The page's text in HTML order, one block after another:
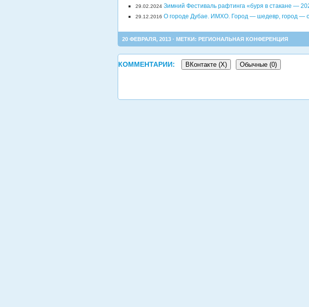
29.02.2024 Зимний Фестиваль рафтинга «буря в стакане —
29.12.2016 О городе Дубае. ИМХО. Город — шедевр, город —
20 ФЕВРАЛЯ, 2013 · МЕТКИ: РЕГИОНАЛЬНАЯ КОНФЕРЕНЦИЯ
КОММЕНТАРИИ: ВКонтакте (X) Обычные (0)